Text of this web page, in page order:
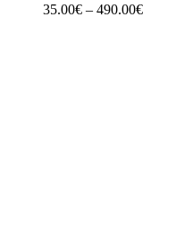
35.00€ – 490.00€